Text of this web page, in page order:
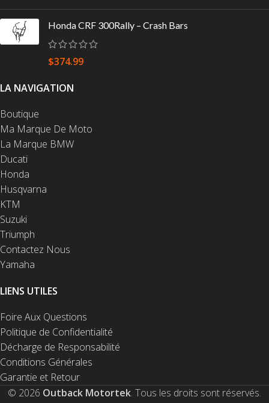
Honda CRF 300Rally – Crash Bars
$374.99
LA NAVIGATION
Boutique
Ma Marque De Moto
La Marque BMW
Ducati
Honda
Husqvarna
KTM
Suzuki
Triumph
Contactez Nous
Yamaha
LIENS UTILES
Foire Aux Questions
Politique de Confidentialité
Décharge de Responsabilité
Conditions Générales
Garantie et Retour
© 2026 Outback Motortek. Tous les droits sont réservés.